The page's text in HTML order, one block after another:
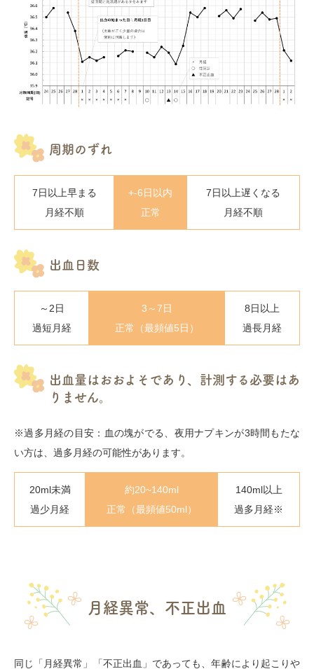
周期のずれ
7日以上早まる +-6日以内
7日以上遅くなる
月経不順
正常 月経不順
出血日数
～2日 3～7日
8日以上
過短月経
正常（最頻値5日） 過長月経
出血量はおおよそであり、計測する必要はあ
りません。
※過多月経の目安：血の塊がでる、夜用ナプキンが3時間もたな
い方は、過多月経の可能性があります。
20ml未満 約20~140ml
140ml以上
過少月経
正常（最頻値50ml） 過多月経※
月経異常、不正出血
同じ「月経異常」「不正出血」であっても、年齢により起こりや